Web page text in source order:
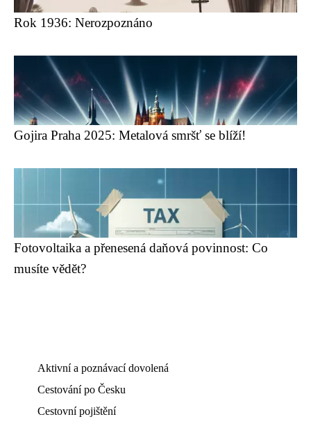
Rok 1936: Nerozpoznáno
Gojira Praha 2025: Metalová smršť se blíží!
Fotovoltaika a přenesená daňová povinnost: Co
musíte vědět?
Aktivní a poznávací dovolená
Cestování po Česku
Cestovní pojištění